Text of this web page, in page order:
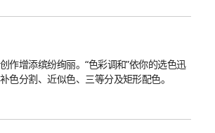
作增添缤纷绚丽。“色彩调和”依你的选色迅
色分割、近似色、三等分及矩形配色。